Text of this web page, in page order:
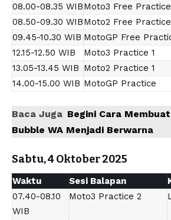
08.00-08.35 WIBMoto3 Free Practice
08.50-09.30 WIBMoto2 Free Practice
09.45-10.30 WIB MotoGP Free
12.15-12.50 WIB
Moto3 Practice 1
13.05-13.45 WIB Moto2 Practice 1
14.00-15.00 WIB MotoGP Practice
Baca Juga Begini Cara
Bubble WA Menjadi Berwarna
Sabtu, 4 Oktober 2025
Waktu Sesi Balapan
07.40-08.10
WIB
Moto3 Practice 2